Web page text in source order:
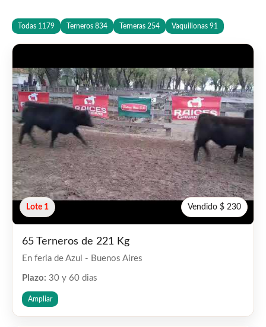
Todas 1179 Terneros 834 Terneras 254 Vaquillonas 91
Lote 1 Vendido $ 230
65 Terneros de 221 Kg
En feria de Azul - Buenos Aires
Plazo: 30 y 60 dias
Ampliar